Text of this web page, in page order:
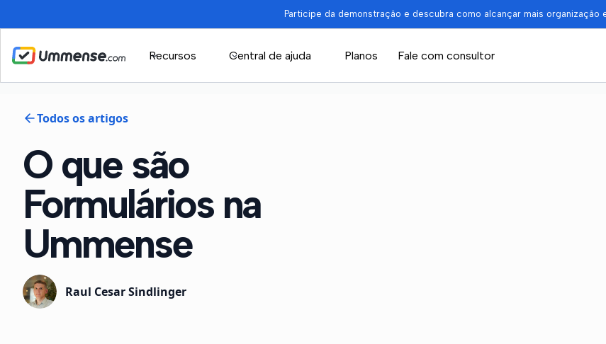
Participe da demonstração e descubra como alcançar mais organização
Recursos Central de ajuda Planos Fale com consultor
Todos os artigos
O que são
Formulários na
Ummense
Raul Cesar Sindlinger